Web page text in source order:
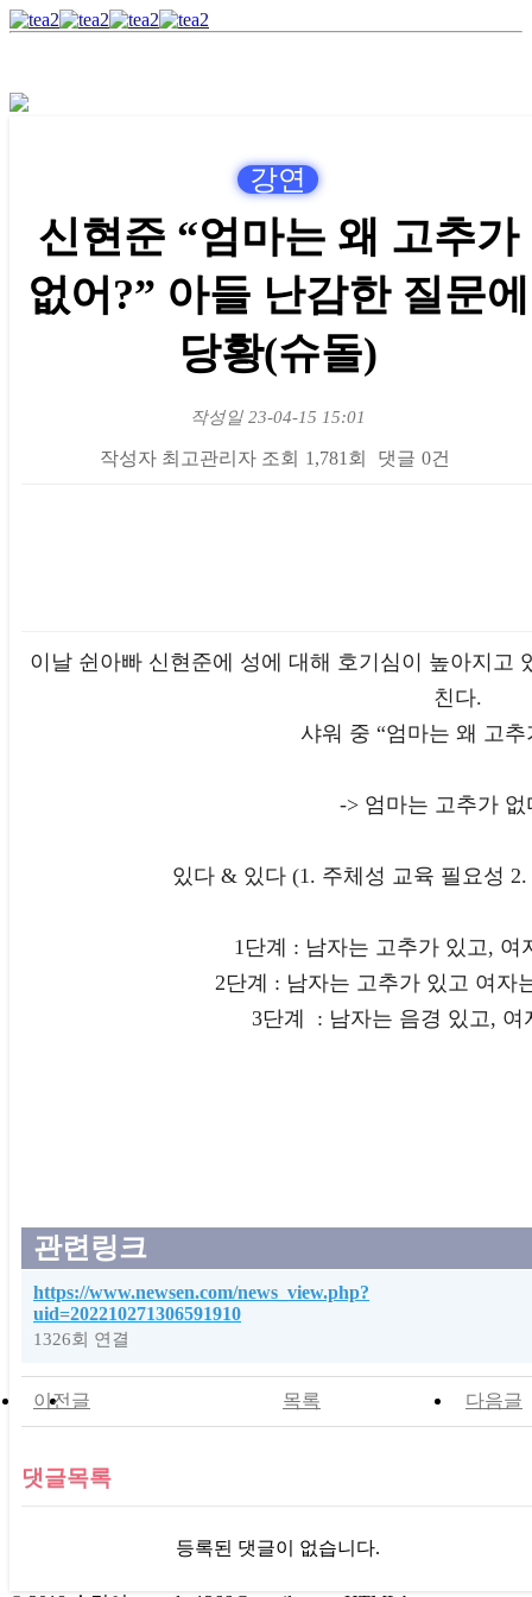
강연
신현준 “엄마는 왜 고추가
없어?” 아들 난감한 질문에
당황(슈돌)
작성일 23-04-15 15:01
작성자 최고관리자 조회 1,781회 댓글 0건
이날 쉰아빠 신현준에 성에 대해 호기심이 높아지고
친다.
샤워 중 “엄마는 왜 고
-> 엄마는 고추가 없
있다 & 있다 (1. 주체성 교육 필요성
1단계 : 남자는 고추가 있고, 여
2단계 : 남자는 고추가 있고 여자
3단계 : 남자는 음경 있고, 여
관련링크
https://www.newsen.com/news_view.php?
uid=202210271306591910
1326회 연결
이전글 다음글
목록
댓글목록
등록된 댓글이 없습니다.